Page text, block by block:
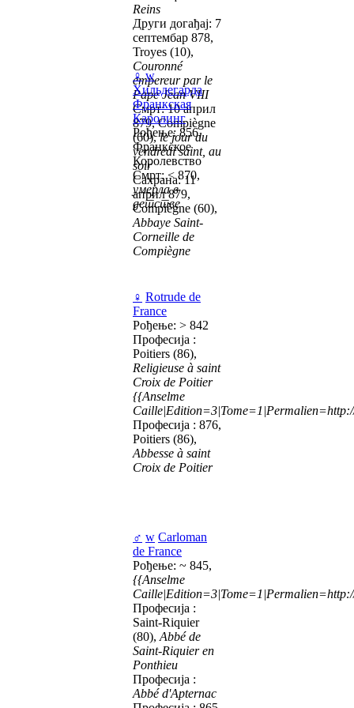
Reins
Други догађај: 7
септембар 878,
Troyes (10),
Couronné
empereur par le
Pape Jean VIII
Смрт: 10 април
879, Compiègne
(60),le jour du
vendredi saint, au
soir
Сахрана: 11
април 879,
Compiègne (60),
Abbaye Saint-
Corneille de
Compiègne
♀ w
Хильдегарда
Франкская
Каролинг
Рођење: 856,
Франкское
Королевство
Смрт: < 870,
умерла в
детстве
♀ Rotrude de
France
Рођење: > 842
Професија :
Poitiers (86),
Religieuse à saint
Croix de Poitier
{{Anselme
Професија : 876,
Poitiers (86),
Abbesse à saint
Croix de Poitier
♂ w Carloman
de France
Рођење: ~ 845,
{{Anselme
Професија :
Saint-Riquier
(80), Abbé de
Saint-Riquier en
Ponthieu
Професија :
Abbé d'Apternac